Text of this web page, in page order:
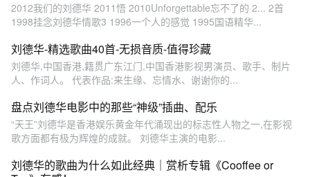
2012我们的刘德华 2011悟 2010Unforgettable忘不了的 2... 2首
1998挂念刘德华情歌3 1996一个人的感觉 1995国语精华...
刘德华-精选歌曲40首-无损音质-值得珍藏
刘德华,中国香港,籍贯广东江门,中国香港影视男演员、歌手、制片
人、作词人。 代表作品:来生缘、忘情水、谢谢你的...
盘点刘德华电影中的那些“神级”插曲、配乐
“天王”刘德华是香港娱乐黄金年代涌现出的标志性人物之一,在影视
歌方面都有极为辉煌的成就。 刘德华主演的电影...
刘德华的歌曲为什么如此经典｜赏析专辑《Cooffee or